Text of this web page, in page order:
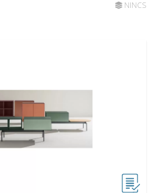
NINCS